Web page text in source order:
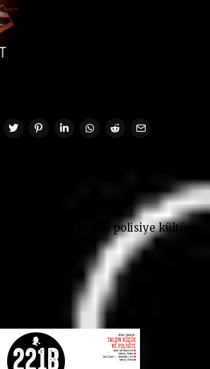
Türkiye'nin ilk ve tek polisiye kültür